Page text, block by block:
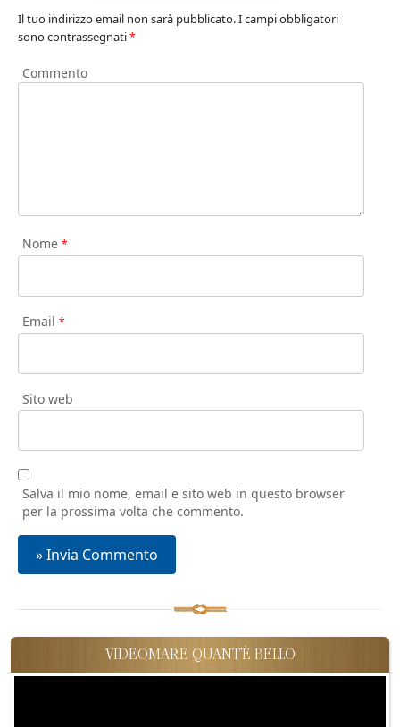
Il tuo indirizzo email non sarà pubblicato.I campi obbligatori
sono contrassegnati*
Commento
Nome *
Email *
Sito web
Salva il mio nome, email e sito web in questo browser
per la prossima volta che commento.
VIDEOMARE QUANT'È BELLO